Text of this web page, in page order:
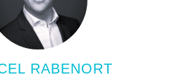
RABENORT